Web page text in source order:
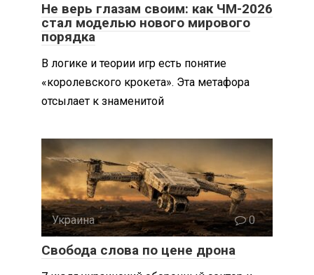
Не верь глазам своим: как ЧМ-2026
стал моделью нового мирового
порядка
В логике и теории игр есть понятие
«королевского крокета». Эта метафора
отсылает к знаменитой
Украина 0
Свобода слова по цене дрона